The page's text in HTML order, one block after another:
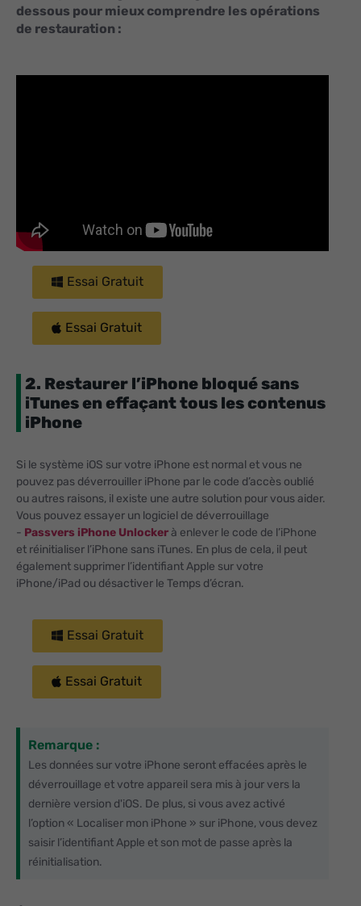
dessous pour mieux comprendre les opérations
de restauration :
Essai Gratuit
Essai Gratuit
2. Restaurer l’iPhone bloqué sans
iTunes en effaçant tous les contenus
iPhone
Si le système iOS sur votre iPhone est normal et vous ne
pouvez pas déverrouiller iPhone par le code d’accès oublié
ou autres raisons, il existe une autre solution pour vous aider.
Vous pouvez essayer un logiciel de déverrouillage
- Passvers iPhone Unlockerà enlever le code de l’iPhone
et réinitialiser l’iPhone sans iTunes. En plus de cela, il peut
également supprimer l’identifiant Apple sur votre
iPhone/iPad ou désactiver le Temps d’écran.
Essai Gratuit
Essai Gratuit
Remarque :
Les données sur votre iPhone seront effacées après le
déverrouillage et votre appareil sera mis à jour vers la
dernière version d'iOS. De plus, si vous avez activé
l’option « Localiser mon iPhone » sur iPhone, vous devez
saisir l’identifiant Apple et son mot de passe après la
réinitialisation.